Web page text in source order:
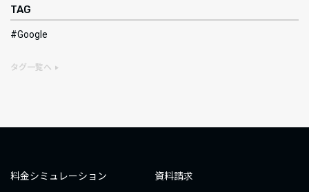
TAG
Google
タグ一覧へ
料金シミュレーション 資料請求